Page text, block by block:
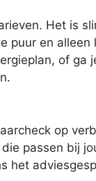
Het is
puur en alleen
of ga
op
passen bij
het